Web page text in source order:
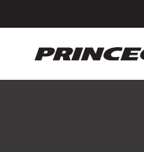
contenu
pied